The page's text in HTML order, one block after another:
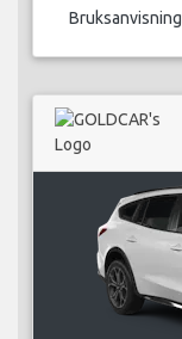
Bruksanvisning